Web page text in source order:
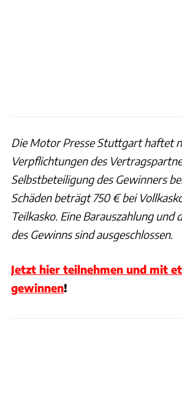
Die Motor Presse Stuttgart haftet
Verpflichtungen des
Selbstbeteiligung des Gewinners
Schäden beträgt 750 € bei
Teilkasko. Eine Barauszahlung und
des Gewinns sind ausgeschlossen.
Jetzt hier teilnehmen und mit
gewinnen!